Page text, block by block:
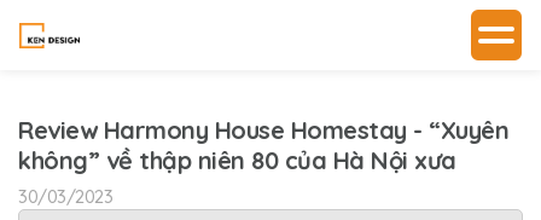
Review Harmony House Homestay - “Xuyên
không” về thập niên 80 của Hà Nội xưa
30/03/2023